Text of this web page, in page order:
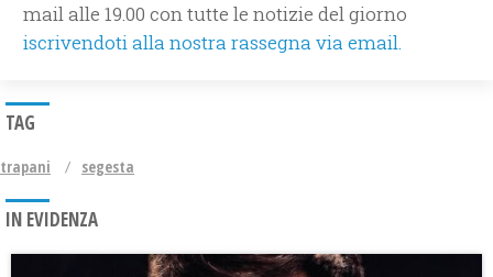
mail alle 19.00 con tutte le notizie del giorno
iscrivendoti alla nostra rassegna via email.
TAG
trapani segesta
IN EVIDENZA